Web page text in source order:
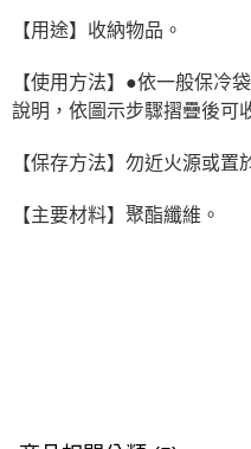
【用途】收納物品。
【使用方法】●依一般保冷
說明，依圖示步驟摺疊後可
【保存方法】勿近火源或置
【主要材料】聚酯纖維。